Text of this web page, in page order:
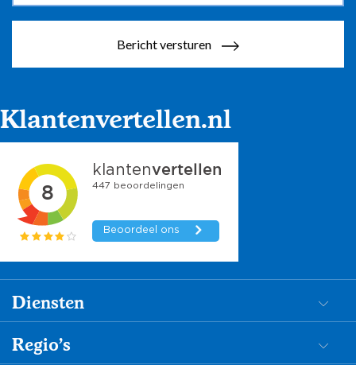
Bericht versturen
Klantenvertellen.nl
Diensten
Dementiezorg
Begeleiding
Regio's